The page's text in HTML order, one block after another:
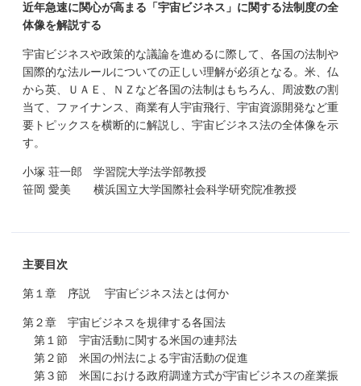
近年急速に関心が高まる「宇宙ビジネス」に関する法制度の全
体像を解説する
宇宙ビジネスや政策的な議論を進めるに際して、各国の法制や
国際的な法ルールについての正しい理解が必須となる。米、仏
から英、ＵＡＥ、ＮＺなど各国の法制はもちろん、周波数の割
当て、ファイナンス、商業有人宇宙飛行、宇宙資源開発など重
要トピックスを横断的に解説し、宇宙ビジネス法の全体像を示
す。
小塚 荘一郎 学習院大学法学部教授
笹岡 愛美 横浜国立大学国際社会科学研究院准教授
主要目次
第１章 序説 宇宙ビジネス法とは何か
第２章 宇宙ビジネスを規律する各国法
第１節 宇宙活動に関する米国の連邦法
第２節 米国の州法による宇宙活動の促進
第３節 米国における政府調達方式が宇宙ビジネスの産業振